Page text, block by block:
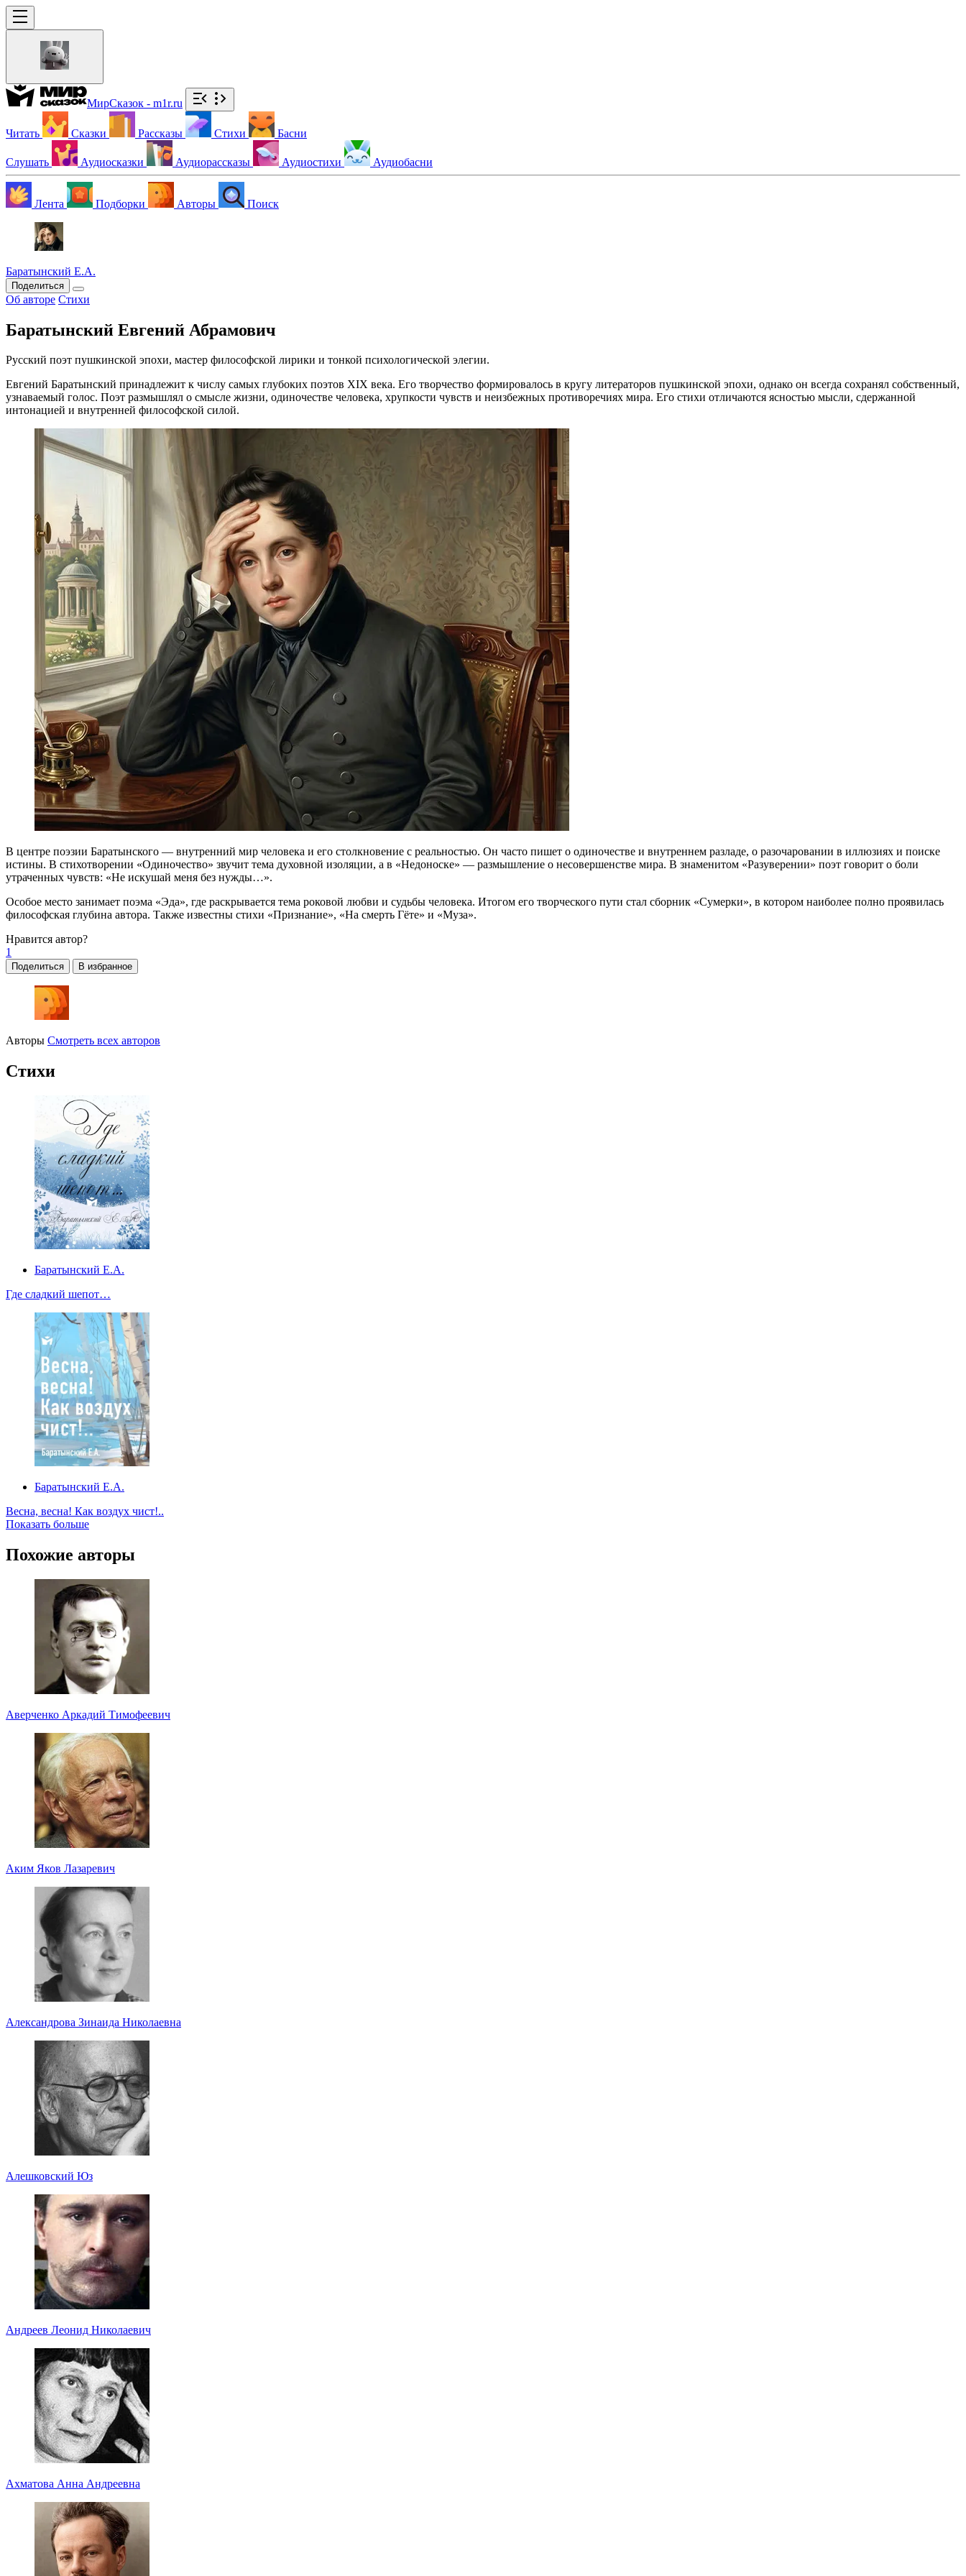
МирСказок - m1r.ru
Читать Сказки Рассказы Стихи Басни
Слушать Аудиосказки Аудиорассказы Аудиостихи Аудиобасни
Лента Подборки Авторы Поиск
Баратынский Е.А.
Поделиться
Об авторе Стихи
Баратынский Евгений Абрамович
Русский поэт пушкинской эпохи, мастер философской лирики и тонкой психологической элегии.
Евгений Баратынский принадлежит к числу самых глубоких поэтов XIX века. Его творчество формировалось в кругу литераторов пушкинской эпохи, однако он всегда сохранял собственный,
узнаваемый голос. Поэт размышлял о смысле жизни, одиночестве человека, хрупкости чувств и неизбежных противоречиях мира. Его стихи отличаются ясностью мысли, сдержанной
интонацией и внутренней философской силой.
В центре поэзии Баратынского — внутренний мир человека и его столкновение с реальностью. Он часто пишет о одиночестве и внутреннем разладе, о разочаровании в иллюзиях и поиске
истины. В стихотворении «Одиночество» звучит тема духовной изоляции, а в «Недоноске» — размышление о несовершенстве мира. В знаменитом «Разуверении» поэт говорит о боли
утраченных чувств: «Не искушай меня без нужды…».
Особое место занимает поэма «Эда», где раскрывается тема роковой любви и судьбы человека. Итогом его творческого пути стал сборник «Сумерки», в котором наиболее полно проявилась
философская глубина автора. Также известны стихи «Признание», «На смерть Гёте» и «Муза».
Нравится автор?
1
Поделиться В избранное
Авторы Смотреть всех авторов
Стихи
Баратынский Е.А.
Где сладкий шепот…
Баратынский Е.А.
Весна, весна! Как воздух чист!..
Показать больше
Похожие авторы
Аверченко Аркадий Тимофеевич
Аким Яков Лазаревич
Александрова Зинаида Николаевна
Алешковский Юз
Андреев Леонид Николаевич
Ахматова Анна Андреевна